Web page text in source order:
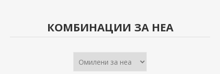
КОМБИНАЦИИ ЗА НЕА